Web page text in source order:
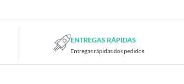
ENTREGAS RÁPIDAS
Entregas rápidas dos pedidos